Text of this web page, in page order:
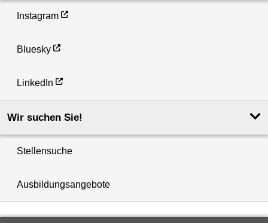
Instagram
Bluesky
LinkedIn
Wir suchen Sie!
Stellensuche
Ausbildungsangebote